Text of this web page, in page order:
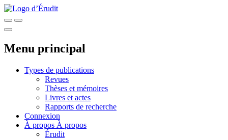
Menu principal
Types de publications
Revues
Thèses et mémoires
Livres et actes
Rapports de recherche
Connexion
À propos À propos
Érudit